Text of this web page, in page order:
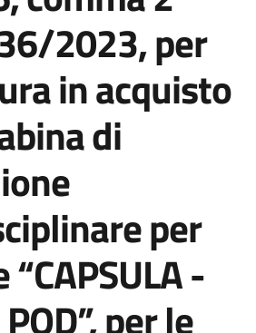
2023, per
in acquisto
di
per
-
per le